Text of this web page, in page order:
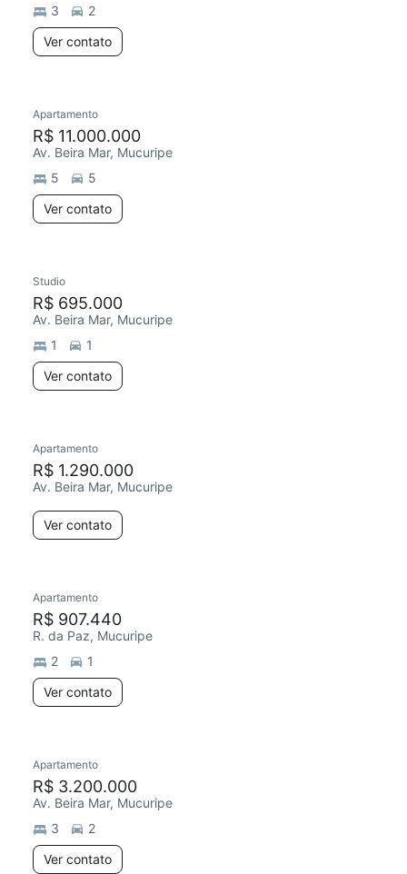
3
2
Ver contato
Chegou este mês
Apartamento
R$ 11.000.000
Av. Beira Mar, Mucuripe
5
5
Ver contato
Studio
R$ 695.000
Av. Beira Mar, Mucuripe
1
1
Ver contato
Apartamento
R$ 1.290.000
Av. Beira Mar, Mucuripe
Ver contato
Apartamento
R$ 907.440
R. da Paz, Mucuripe
2
1
Ver contato
Apartamento
R$ 3.200.000
Av. Beira Mar, Mucuripe
3
2
Ver contato